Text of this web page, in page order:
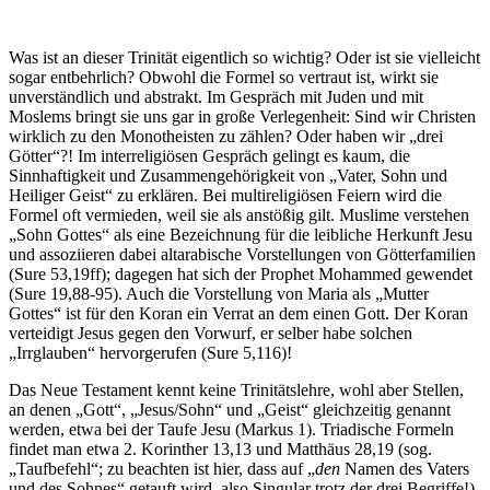
Was ist an dieser Trinität eigentlich so wichtig? Oder ist sie vielleicht
sogar entbehrlich? Obwohl die Formel so vertraut ist, wirkt sie
unverständlich und abstrakt. Im Gespräch mit Juden und mit
Moslems bringt sie uns gar in große Verlegenheit: Sind wir Christen
wirklich zu den Monotheisten zu zählen? Oder haben wir „drei
Götter“?! Im interreligiösen Gespräch gelingt es kaum, die
Sinnhaftigkeit und Zusammengehörigkeit von „Vater, Sohn und
Heiliger Geist“ zu erklären. Bei multireligiösen Feiern wird die
Formel oft vermieden, weil sie als anstößig gilt. Muslime verstehen
„Sohn Gottes“ als eine Bezeichnung für die leibliche Herkunft Jesu
und assoziieren dabei altarabische Vorstellungen von Götterfamilien
(Sure 53,19ff); dagegen hat sich der Prophet Mohammed gewendet
(Sure 19,88-95). Auch die Vorstellung von Maria als „Mutter
Gottes“ ist für den Koran ein Verrat an dem einen Gott. Der Koran
verteidigt Jesus gegen den Vorwurf, er selber habe solchen
„Irrglauben“ hervorgerufen (Sure 5,116)!
Das Neue Testament kennt keine Trinitätslehre, wohl aber Stellen,
an denen „Gott“, „Jesus/Sohn“ und „Geist“ gleichzeitig genannt
werden, etwa bei der Taufe Jesu (Markus 1). Triadische Formeln
findet man etwa 2. Korinther 13,13 und Matthäus 28,19 (sog.
„Taufbefehl“; zu beachten ist hier, dass auf „den Namen des Vaters